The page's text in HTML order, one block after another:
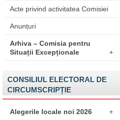
Acte privind activitatea Comisiei
Anunțuri
Arhiva – Comisia pentru
Situații Excepționale
+
CONSILIUL ELECTORAL DE
CIRCUMSCRIPȚIE
Alegerile locale noi 2026 +